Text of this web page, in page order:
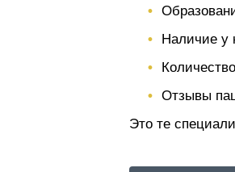
Наличие у
Отзывы
Это те